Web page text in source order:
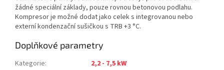
žádné speciální základy, pouze rovnou betonovou podlahu.
Kompresor je možné dodat jako celek s integrovanou nebo
externí kondenzační sušičkou s TRB +3 °C.
Doplňkové parametry
Kategorie:
2,2 - 7,5 kW